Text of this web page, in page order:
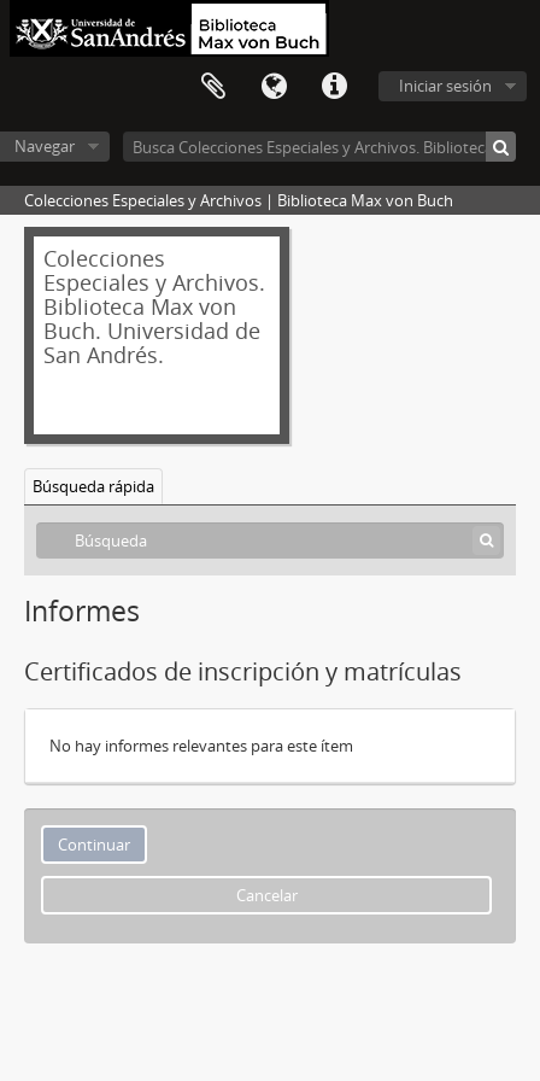
Iniciar sesión
Navegar
Colecciones Especiales y Archivos | Biblioteca Max von Buch
Colecciones
Especiales y Archivos.
Biblioteca Max von
Buch. Universidad de
San Andrés.
Búsqueda rápida
Informes
Certificados de inscripción y matrículas
No hay informes relevantes para este ítem
Cancelar